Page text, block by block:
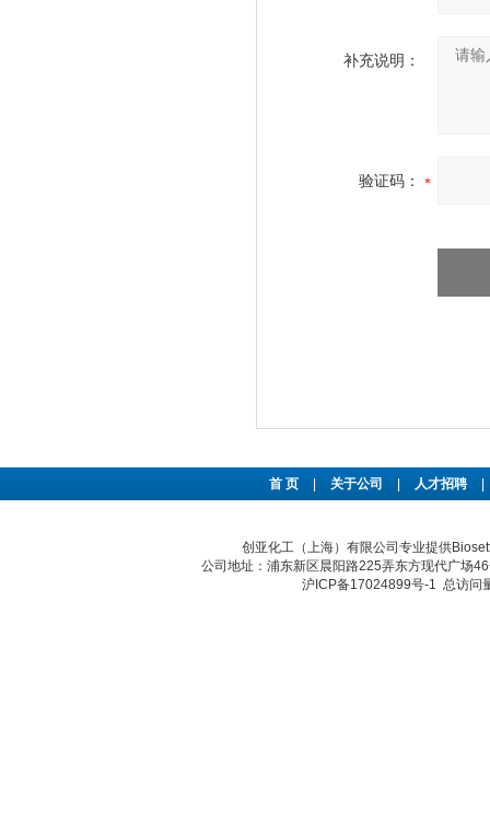
补充说明：
验证码：
首 页 关于公司 人才招聘
创亚化工（上海）有限公司专业提供
公司地址：浦东新区晨阳路225弄东方现代广场
沪ICP备17024899号-1 总访问